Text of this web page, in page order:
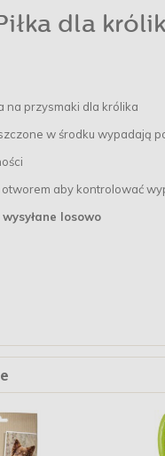
dla
na przysmaki dla królika
w środku wypadają
aby kontrolować
losowo